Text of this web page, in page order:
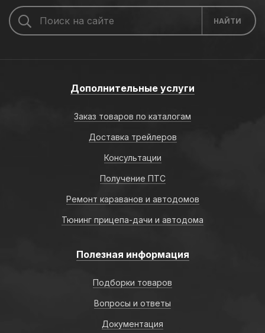
Дополнительные услуги
Заказ товаров по каталогам
Доставка трейлеров
Консультации
Получение ПТС
Ремонт караванов и автодомов
Тюнинг прицепа-дачи и автодома
Полезная информация
Подборки товаров
Вопросы и ответы
Документация